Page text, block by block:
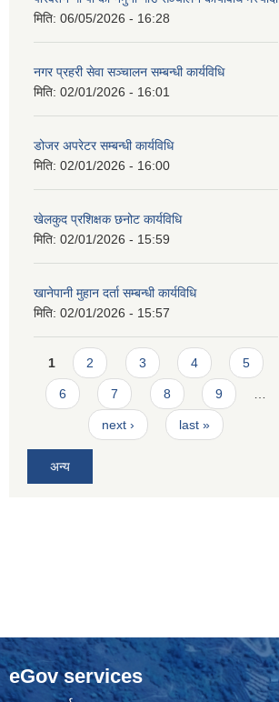
मिति: 06/05/2026 - 16:28
नगर प्रहरी सेवा सञ्चालन सम्बन्धी कार्यविधि
मिति: 02/01/2026 - 16:01
डोजर अपरेटर सम्बन्धी कार्यविधि
मिति: 02/01/2026 - 16:00
खेलकुद प्रशिक्षक छनोट कार्यविधि
मिति: 02/01/2026 - 15:59
खानेपानी मुहान दर्ता सम्बन्धी कार्यविधि
मिति: 02/01/2026 - 15:57
Pages
1 2 3 4 5
6 7 8 9
next › last »
अन्य
eGov services